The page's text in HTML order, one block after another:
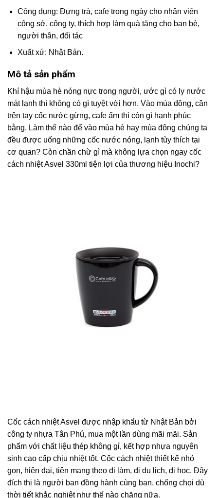
Công dụng: Đựng trà, cafe trong ngày cho nhân viên
công sở, công ty, thích hợp làm quà tặng cho bạn bè,
người thân, đối tác
Xuất xứ: Nhật Bản.
Mô tả sản phẩm
Khí hậu mùa hè nóng nực trong người, ước gì có ly nước
mát lạnh thì không có gì tuyệt vời hơn. Vào mùa đông, cần
trên tay cốc nước gừng, cafe ấm thì còn gì hạnh phúc
bằng. Làm thế nào để vào mùa hè hay mùa đông chúng ta
đều được uống những cốc nước nóng, lạnh tùy thích tại
cơ quan? Còn chần chừ gì mà không lựa chọn ngay cốc
cách nhiệt Asvel 330ml tiện lợi của thương hiệu Inochi?
Cốc cách nhiệt Asvel được nhập khẩu từ Nhật Bản bởi
công ty nhựa Tân Phú, mua một lần dùng mãi mãi. Sản
phẩm với chất liệu thép không gỉ, kết hợp nhựa nguyên
sinh cao cấp chịu nhiệt tốt. Cốc cách nhiệt thiết kế nhỏ
gọn, hiện đại, tiện mang theo đi làm, đi du lịch, đi học. Đây
đích thị là người bạn đồng hành cùng bạn, chống chọi dù
thời tiết khắc nghiệt như thế nào chăng nữa.